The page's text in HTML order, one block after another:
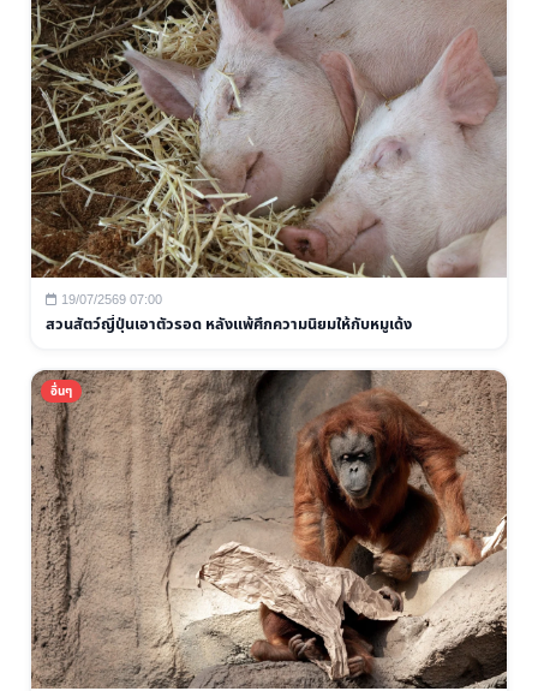
19/07/2569 07:00
สวนสัตว์ญี่ปุ่นเอาตัวรอด หลังแพ้ศึกความนิยมให้กับหมูเด้ง
อื่นๆ